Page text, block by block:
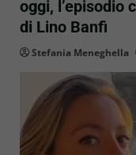
oggi, l’episodio
di Lino Banfi
Stefania Meneghella